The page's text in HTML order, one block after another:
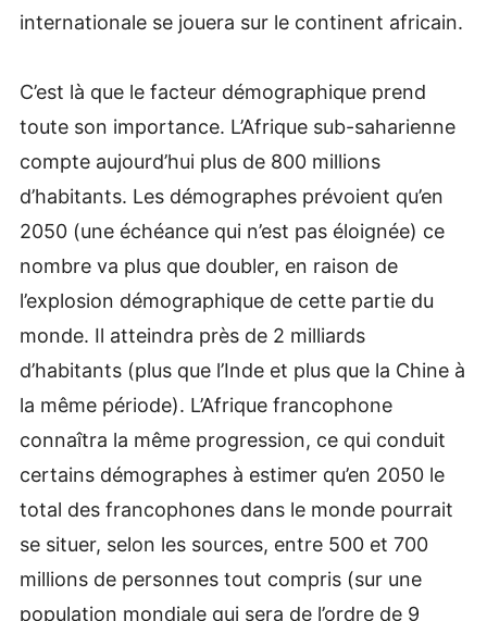
internationale se jouera sur le continent africain.
C’est là que le facteur démographique prend
toute son importance. L’Afrique sub-saharienne
compte aujourd’hui plus de 800 millions
d’habitants. Les démographes prévoient qu’en
2050 (une échéance qui n’est pas éloignée) ce
nombre va plus que doubler, en raison de
l’explosion démographique de cette partie du
monde. Il atteindra près de 2 milliards
d’habitants (plus que l’Inde et plus que la Chine à
la même période). L’Afrique francophone
connaîtra la même progression, ce qui conduit
certains démographes à estimer qu’en 2050 le
total des francophones dans le monde pourrait
se situer, selon les sources, entre 500 et 700
millions de personnes tout compris (sur une
population mondiale qui sera de l’ordre de 9